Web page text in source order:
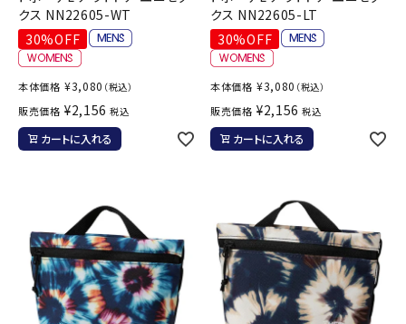
クス NN22605-WT
30%OFF
本体価格 ¥3,080 （税込）
販売価格 ¥2,156 税込
カートに入れる
クス NN22605-LT
30%OFF
本体価格 ¥3,080 （税込）
販売価格 ¥2,156 税込
カートに入れる